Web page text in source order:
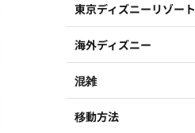
東京ディズニーリゾート
海外ディズニー
混雑
移動方法